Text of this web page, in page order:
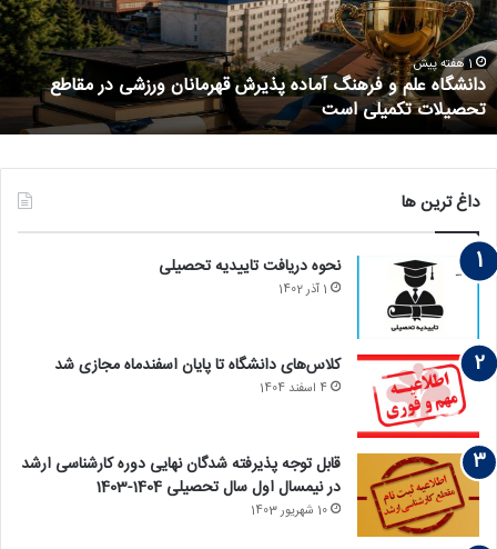
قهرمانان ورزشی در مقاطع
1 هفته پیش
با انعقاد تفاهم نامه: آغاز
فرهنگ و پژوهشگاه پلیمر و
داغ ترین ها
نحوه دریافت تاییدیه تحصیلی
1 آذر 1402
کلاس‌های دانشگاه تا پایان اسفندماه مجازی شد
4 اسفند 1404
قابل توجه پذیرفته‏ شدگان نهایی دوره کارشناسی ارشد
در نیمسال اول سال تحصیلی 1404-1403
10 شهریور 1403